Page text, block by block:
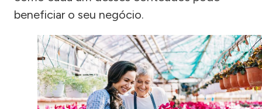
beneficiar o seu negócio.